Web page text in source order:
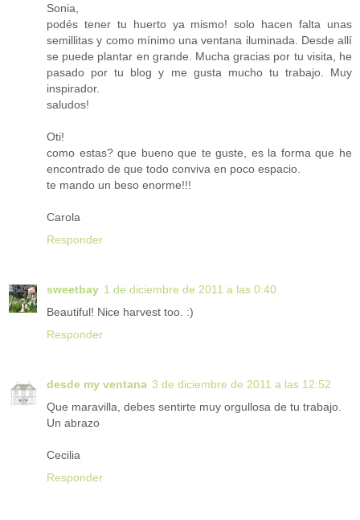
Sonia,
podés tener tu huerto ya mismo! solo hacen falta unas
semillitas y como mínimo una ventana iluminada. Desde allí
se puede plantar en grande. Mucha gracias por tu visita, he
pasado por tu blog y me gusta mucho tu trabajo. Muy
inspirador.
saludos!
Oti!
como estas? que bueno que te guste, es la forma que he
encontrado de que todo conviva en poco espacio.
te mando un beso enorme!!!
Carola
Responder
sweetbay 1 de diciembre de 2011 a las 0:40
Beautiful! Nice harvest too. :)
Responder
desde my ventana 3 de diciembre de 2011 a las 12:52
Que maravilla, debes sentirte muy orgullosa de tu trabajo.
Un abrazo
Cecilia
Responder